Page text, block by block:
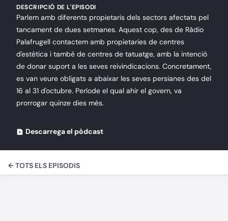
DESCRIPCIÓ DE L'EPISODI
Parlem amb diferents propietaris dels sectors afectats pel
tancament de dues setmanes. Aquest cop, des de Ràdio
Palafrugell contactem amb propietaries de centres
d'estètica i també de centres de tatuatge, amb la intenció
de donar suport a les seves reivindicacions. Concretament,
es van veure obligats a abaixar les seves persianes des del
16 al 31 d'octubre. Període el qual ahir el govern, va
prorrogar quinze dies més.
Descarrega el pòdcast
← TOTS ELS EPISODIS